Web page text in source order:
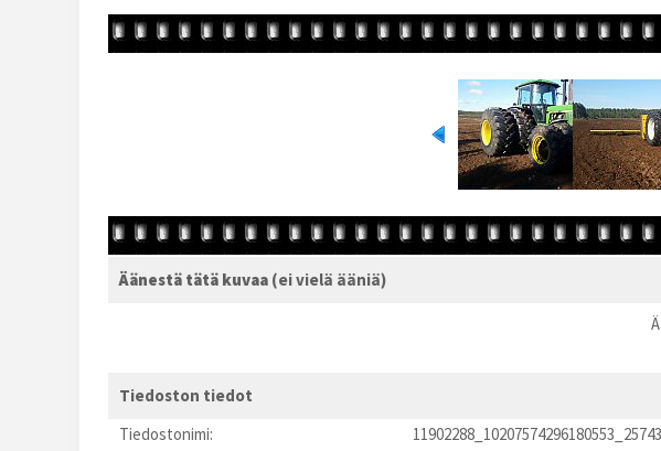
Äänestä tätä kuvaa (ei vielä ääniä)
Tiedoston tiedot
Tiedostonimi: